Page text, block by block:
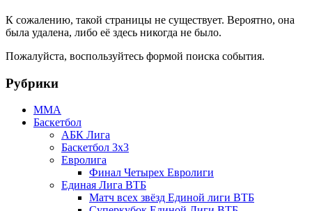
К сожалению, такой страницы не существует. Вероятно, она
была удалена, либо её здесь никогда не было.
Пожалуйста, воспользуйтесь формой поиска события.
Рубрики
MMA
Баскетбол
АБК Лига
Баскетбол 3х3
Евролига
Финал Четырех Евролиги
Единая Лига ВТБ
Матч всех звёзд Единой лиги ВТБ